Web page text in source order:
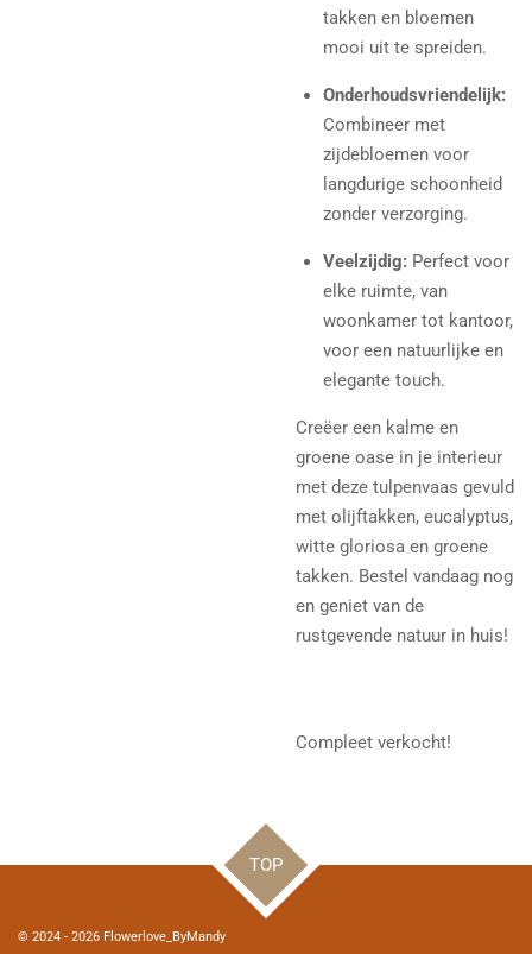
takken en bloemen
mooi uit te spreiden.
Onderhoudsvriendelijk:
Combineer met
zijdebloemen voor
langdurige schoonheid
zonder verzorging.
Veelzijdig:Perfect voor
elke ruimte, van
woonkamer tot kantoor,
voor een natuurlijke en
elegante touch.
Creëer een kalme en
groene oase in je interieur
met deze tulpenvaas gevuld
met olijftakken, eucalyptus,
witte gloriosa en groene
takken. Bestel vandaag nog
en geniet van de
rustgevende natuur in huis!
Compleet verkocht!
TOP
© 2024 - 2026 Flowerlove_ByMandy